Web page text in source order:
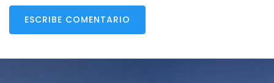
ESCRIBE COMENTARIO